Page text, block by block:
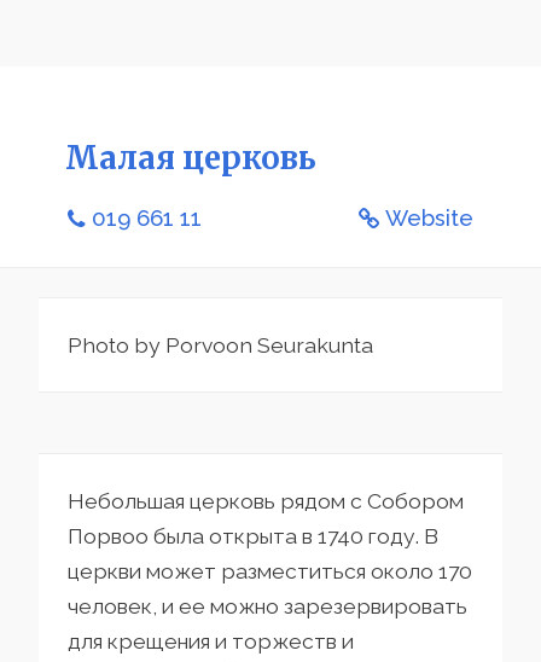
Малая церковь
019 661 11 Website
Photo by Porvoon Seurakunta
Небольшая церковь рядом с Собором
Порвоо была открыта в 1740 году. В
церкви может разместиться около 170
человек, и ее можно зарезервировать
для крещения и торжеств и